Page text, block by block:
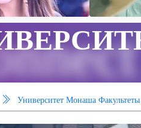
Университет Монаша